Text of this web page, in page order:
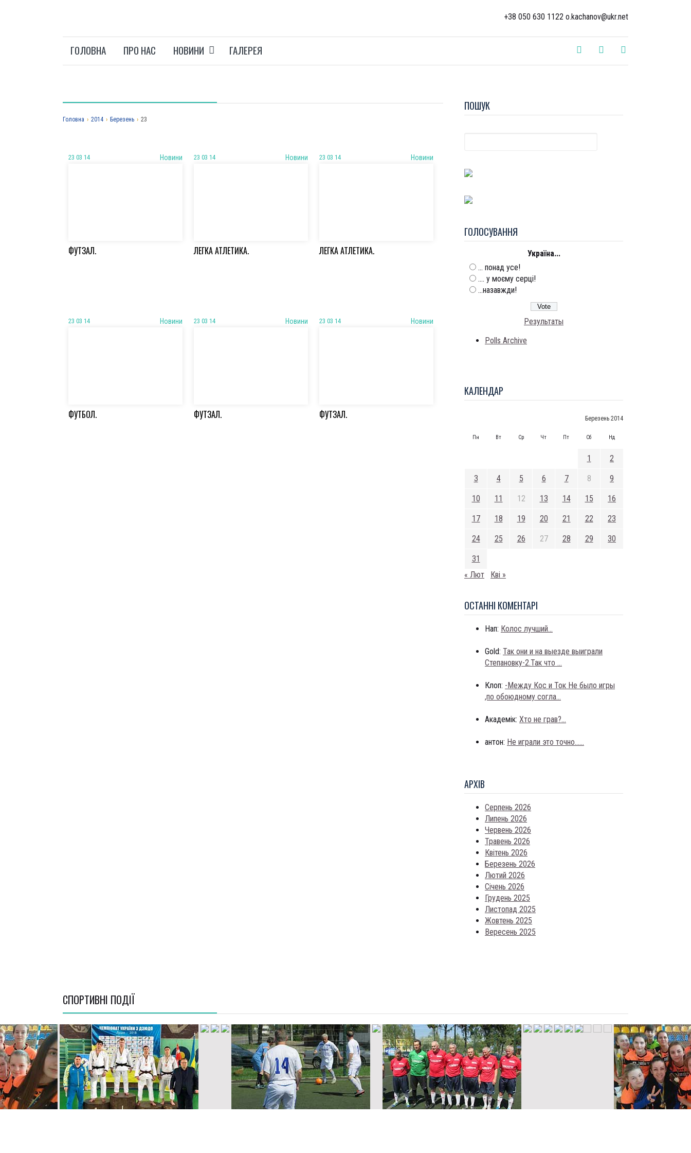
+38 050 630 1122 o.kachanov@ukr.net
ГОЛОВНА ПРО НАС НОВИНИ ГАЛЕРЕЯ
ПОШУК
ГОЛОСУВАННЯ
Україна...
... понад усе!
.... у моєму серці!
...назавжди!
Результаты
Polls Archive
КАЛЕНДАР
Березень 2014
Пн Вт Ср Чт Пт Сб Нд
1 2
3 4 5 6 7 8 9
10 11 12 13 14 15 16
17 18 19 20 21 22 23
24 25 26 27 28 29 30
31
« Лют
Кві »
ОСТАННI КОМЕНТАРI
Нап: Колос лучший...
Gold: Так они и на выезде выиграли
Степановку-2.Так что ...
Клоп: -Между Кос и Ток Не было игры
,по обоюдному согла...
Академік: Хто не грав?...
антон: Не играли это точно......
АРХIВ
Серпень 2026
Липень 2026
Червень 2026
Травень 2026
Квітень 2026
Березень 2026
Лютий 2026
Січень 2026
Грудень 2025
Листопад 2025
Жовтень 2025
Вересень 2025
Головна › 2014 › Березень › 23
23 03 14 Новини
ФУТЗАЛ.
23 03 14 Новини
ЛЕГКА АТЛЕТИКА.
23 03 14 Новини
ЛЕГКА АТЛЕТИКА.
23 03 14 Новини
ФУТБОЛ.
23 03 14 Новини
ФУТЗАЛ.
23 03 14 Новини
ФУТЗАЛ.
СПОРТИВНI ПОДІЇ